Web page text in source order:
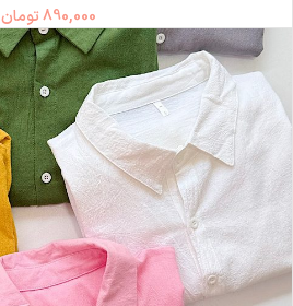
890,000تومان